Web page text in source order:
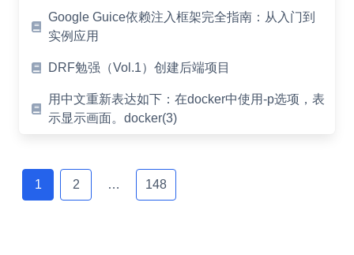
Google Guice依赖注入框架完全指南：从入门到
实例应用
DRF勉强（Vol.1）创建后端项目
用中文重新表达如下：在docker中使用-p选项，表
示显示画面。docker(3)
navigation
1 2 … 148